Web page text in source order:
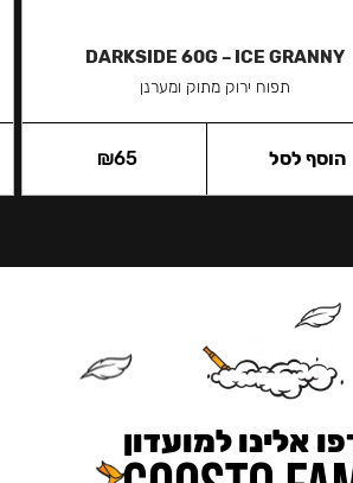
DARKSIDE 60G – ICE GRANNY
תפוח ירוק מתוק ומערנן
₪65 הוסף לסל
אלינו למועדון